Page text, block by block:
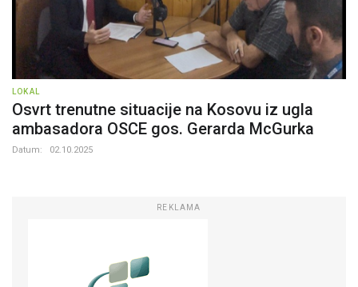
LOKAL
Osvrt trenutne situacije na Kosovu iz ugla
ambasadora OSCE gos. Gerarda McGurka
Datum: 02.10.2025
REKLAMA